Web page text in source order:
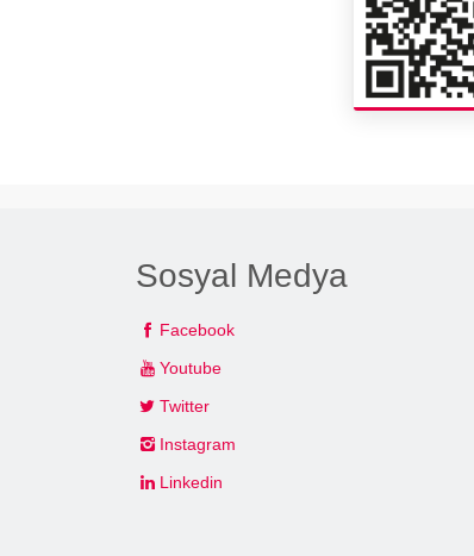
Sosyal Medya
Facebook
Youtube
Twitter
Instagram
Linkedin